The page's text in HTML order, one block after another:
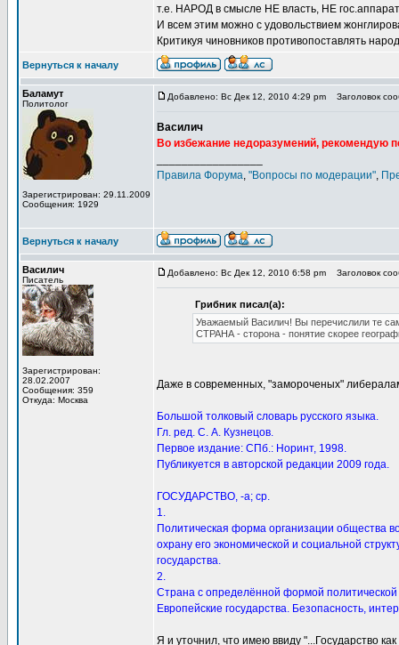
т.е. НАРОД в смысле НЕ власть, НЕ
И всем этим можно с удовольствием
Критикуя чиновников противопоставлять
Вернуться к началу
Баламут
Политолог
Зарегистрирован: 29.11.2009
Сообщения: 1929
Добавлено: Вс Дек 12, 2010 4:29 pm Заголовок
Василич
Во избежание недоразумений, рекомендую
Правила Форума, "Вопросы по модерации",
Вернуться к началу
Василич
Писатель
Зарегистрирован:
28.02.2007
Сообщения: 359
Откуда: Москва
Добавлено: Вс Дек 12, 2010 6:58 pm Заголовок
Грибник писал(а):
Уважаемый Василич! Вы перечислили те
СТРАНА - сторона - понятие скорее
Даже в современных, "замороченых"
Большой толковый словарь русского языка.
Гл. ред. С. А. Кузнецов.
Первое издание: СПб.: Норинт, 1998.
Публикуется в авторской редакции 2009 года.
ГОСУДАРСТВО, -а; ср.
1.
Политическая форма организации общества
охрану его экономической и социальной
государства.
2.
Страна с определённой формой политической
Европейские государства. Безопасность,
Я и уточнил, что имею ввиду "...Государство